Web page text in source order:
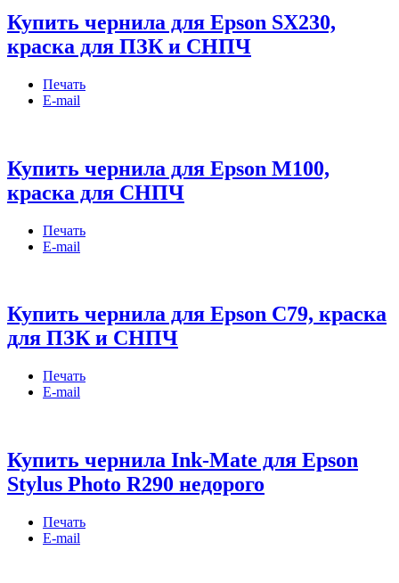
Купить чернила для Epson SX230,
краска для ПЗК и СНПЧ
Печать
E-mail
Купить чернила для Epson M100,
краска для СНПЧ
Печать
E-mail
Купить чернила для Epson C79, краска
для ПЗК и СНПЧ
Печать
E-mail
Купить чернила Ink-Mate для Epson
Stylus Photo R290 недорого
Печать
E-mail